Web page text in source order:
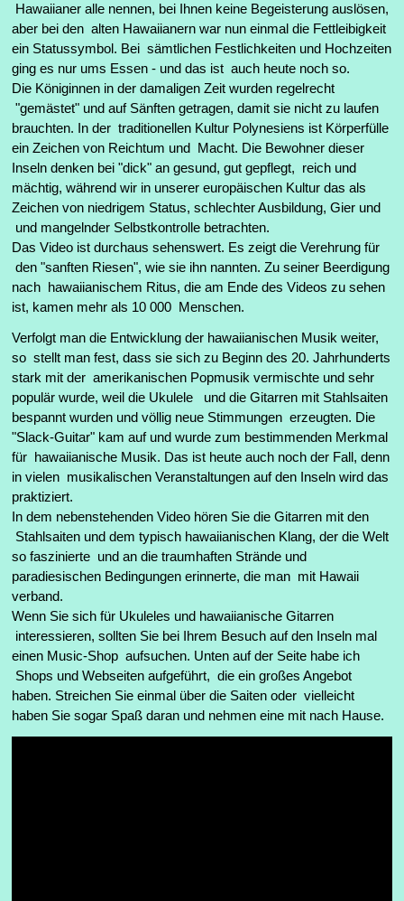
Hawaiianer alle nennen, bei Ihnen keine Begeisterung auslösen,
aber bei den alten Hawaiianern war nun einmal die Fettleibigkeit
ein Statussymbol. Bei sämtlichen Festlichkeiten und Hochzeiten
ging es nur ums Essen - und das ist auch heute noch so.
Die Königinnen in der damaligen Zeit wurden regelrecht
"gemästet" und auf Sänften getragen, damit sie nicht zu laufen
brauchten. In der traditionellen Kultur Polynesiens ist Körperfülle
ein Zeichen von Reichtum und Macht. Die Bewohner dieser
Inseln denken bei "dick" an gesund, gut gepflegt, reich und
mächtig, während wir in unserer europäischen Kultur das als
Zeichen von niedrigem Status, schlechter Ausbildung, Gier und
und mangelnder Selbstkontrolle betrachten.
Das Video ist durchaus sehenswert. Es zeigt die Verehrung für
den "sanften Riesen", wie sie ihn nannten. Zu seiner Beerdigung
nach hawaiianischem Ritus, die am Ende des Videos zu sehen
ist, kamen mehr als 10 000 Menschen.
Verfolgt man die Entwicklung der hawaiianischen Musik weiter,
so stellt man fest, dass sie sich zu Beginn des 20. Jahrhunderts
stark mit der amerikanischen Popmusik vermischte und sehr
populär wurde, weil die Ukulele und die Gitarren mit Stahlsaiten
bespannt wurden und völlig neue Stimmungen erzeugten. Die
"Slack-Guitar" kam auf und wurde zum bestimmenden Merkmal
für hawaiianische Musik. Das ist heute auch noch der Fall, denn
in vielen musikalischen Veranstaltungen auf den Inseln wird das
praktiziert.
In dem nebenstehenden Video hören Sie die Gitarren mit den
Stahlsaiten und dem typisch hawaiianischen Klang, der die Welt
so faszinierte und an die traumhaften Strände und
paradiesischen Bedingungen erinnerte, die man mit Hawaii
verband.
Wenn Sie sich für Ukuleles und hawaiianische Gitarren
interessieren, sollten Sie bei Ihrem Besuch auf den Inseln mal
einen Music-Shop aufsuchen. Unten auf der Seite habe ich
Shops und Webseiten aufgeführt, die ein großes Angebot
haben. Streichen Sie einmal über die Saiten oder vielleicht
haben Sie sogar Spaß daran und nehmen eine mit nach Hause.